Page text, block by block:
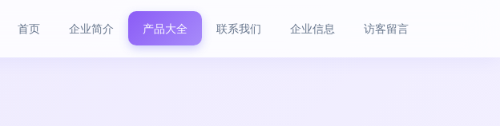
首页 企业简介 产品大全 联系我们 企业信息 访客留言